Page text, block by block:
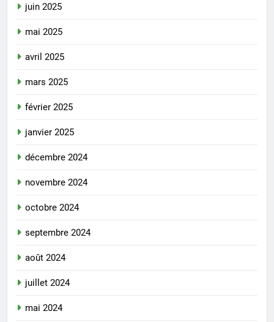
juin 2025
mai 2025
avril 2025
mars 2025
février 2025
janvier 2025
décembre 2024
novembre 2024
octobre 2024
septembre 2024
août 2024
juillet 2024
mai 2024